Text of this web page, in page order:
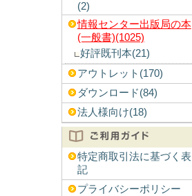
(2)
情報センター出版局の本
(一般書)(1025)
好評既刊本(21)
アウトレット(170)
ダウンロード(84)
法人様向け(18)
特定商取引法に基づく表
記
プライバシーポリシー